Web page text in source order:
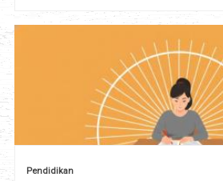
Pendidikan